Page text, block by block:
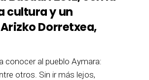
cultura y un
Dorretxea,
conocer al pueblo Aymara:
otros. Sin ir más lejos,